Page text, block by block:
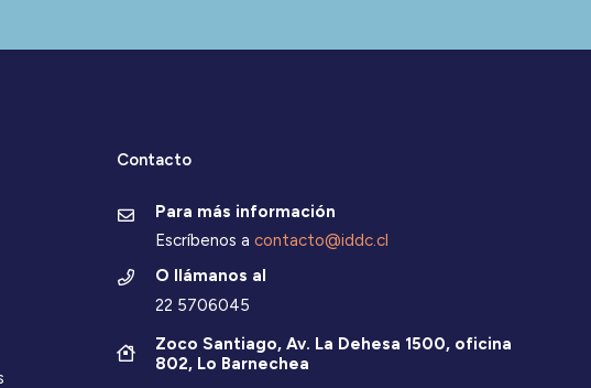
Contacto
Para más información
Escríbenos a contacto@iddc.cl
O llámanos al
22 5706045
Zoco Santiago, Av. La Dehesa 1500, oficina
802, Lo Barnechea